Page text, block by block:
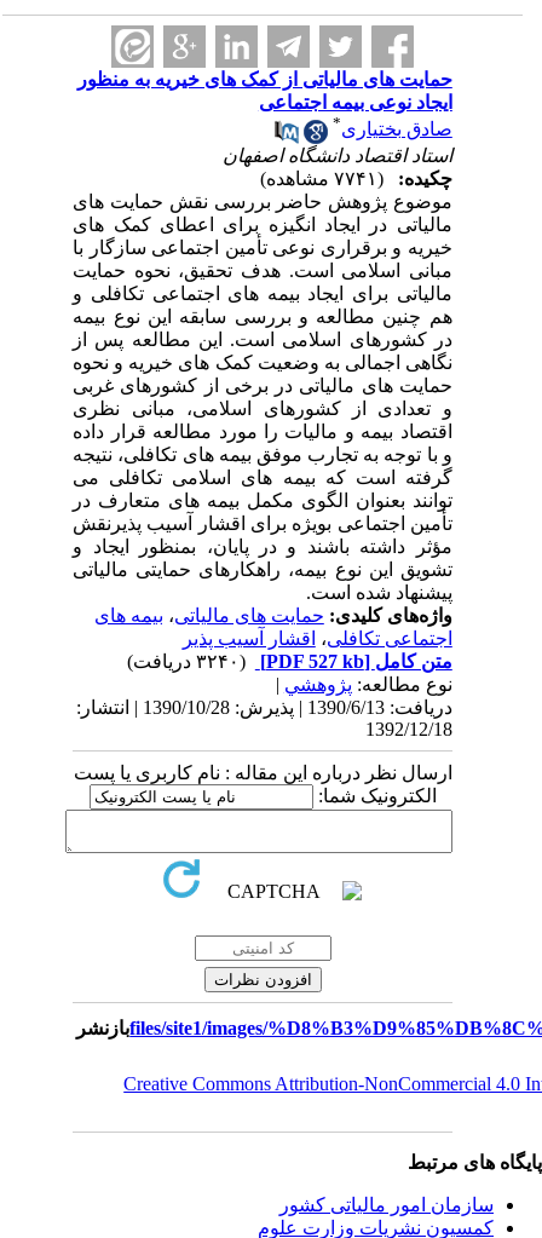
حمایت های مالیاتی از کمک های خیریه به‌ منظور
ایجاد نوعی بیمه اجتماعی
صادق بختیاری*
استاد اقتصاد دانشگاه اصفهان
چکیده:
موضوع پژوهش حاضر بررسی نقش حمایت های
مالیاتی در ایجاد انگیزه برای اعطای کمک های
خیریه و برقراری نوعی تأمین اجتماعی سازگار با
مبانی اسلامی است. هدف تحقیق، نحوه حمایت
مالیاتی برای ایجاد بیمه های اجتماعی تکافلی و
هم چنین مطالعه و بررسی سابقه این نوع بیمه
در کشورهای اسلامی است. این مطالعه پس از
نگاهی اجمالی به وضعیت کمک های خیریه و نحوه
حمایت های مالیاتی در برخی از کشورهای غربی
و تعدادی از کشورهای اسلامی، مبانی نظری
اقتصاد بیمه و مالیات را مورد مطالعه قرار داده
و با توجه به تجارب موفق بیمه های تکافلی، نتیجه
گرفته است که بیمه های اسلامی تکافلی می
توانند بعنوان الگوی مکمل بیمه های متعارف در
تأمین اجتماعی بویژه برای اقشار آسیب پذیرنقش
مؤثر داشته باشند و در پایان، بمنظور ایجاد و
تشویق این نوع بیمه، راهکارهای حمایتی مالیاتی
پیشنهاد شده است.
واژه‌های کلیدی:حمایت های مالیاتی،بیمه های
اجتماعی تکافلی،اقشار آسیب پذیر
متن کامل[PDF 527 kb]
نوع مطالعه:پژوهشي|
دریافت: 1390/6/13 | پذیرش: 1390/10/28 | انتشار:
1392/12/18
ارسال نظر درباره این مقاله : نام کاربری یا پست
الکترونیک شما:
بازنشر
Creative Commons Attribution-NonCommercial 4.0
های مرتبط
سازمان امور مالياتی کشور
کمسیون نشریات وزارت علوم